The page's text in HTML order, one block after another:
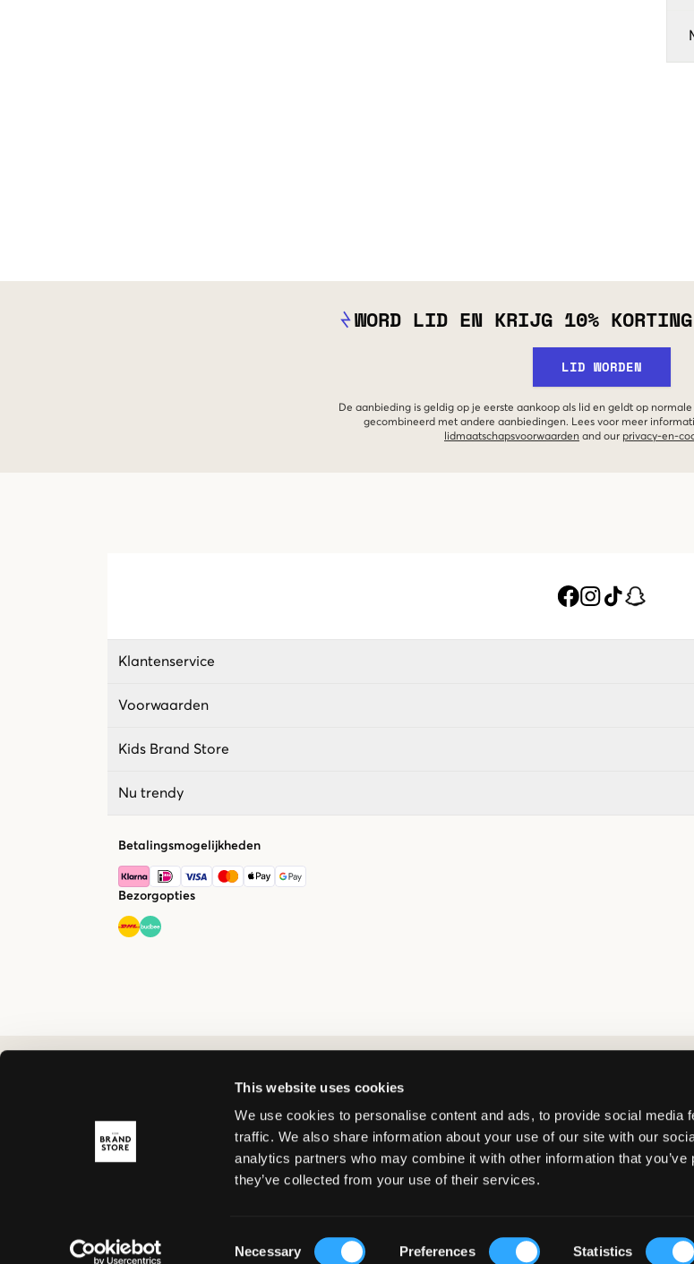
This website uses cookies
We use cookies to personalise content and ads, to provide social media
traffic. We also share information about your use of our site with our
analytics partners who may combine it with other information that you’ve
they’ve collected from your use of their services.
Necessary Preferences Statistics
WORD LID EN KRIJG 10%
LID WORDEN
De aanbieding is geldig op je eerste aankoop als lid en geldt op
gecombineerd met andere aanbiedingen. Lees voor meer
lidmaatschapsvoorwaarden and our privacy-en-
Klantenservice
Voorwaarden
Kids Brand Store
Nu trendy
Betalingsmogelijkheden
Bezorgopties
© Copyright 2026 Kids Brand Store